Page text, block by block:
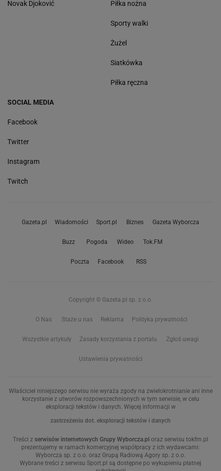
Novak Djoković Piłka nożna
Sporty walki
Żużel
Siatkówka
Piłka ręczna
SOCIAL MEDIA
Facebook
Twitter
Instagram
Twitch
Gazeta.pl Wiadomości Sport.pl Biznes Gazeta Wyborcza
Buzz Pogoda Wideo Tok.FM
Poczta Facebook RSS
Copyright © Gazeta.pl sp. z o.o.
O Nas Staże u nas Reklama Polityka prywatności
Wszystkie artykuły Zasady korzystania z portalu Zgłoś uwagi
Ustawienia prywatności
Właściciel niniejszego serwisu nie wyraża zgody na zwielokrotnianie ani inne
korzystanie z utworów rozpowszechnionych w tym serwisie, w celu
eksploracji tekstów i danych. Więcej informacji w
zastrzeżeniu dot. eksploracji tekstów i danych
Treści z serwisów internetowych Grupy Wyborcza.pl oraz serwisu tokfm.pl
prezentujemy w ramach komercyjnej współpracy z ich wydawcami:
Wyborcza sp. z o.o. oraz Grupą Radiową Agory sp. z o.o.
Wybrane treści z serwisu Sport.pl są dostępne po wykupieniu płatnej